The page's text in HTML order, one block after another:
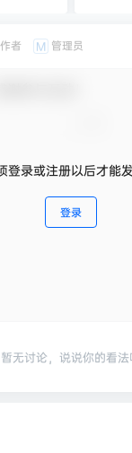
者 M 管理员
登录或注册以后才能
登录
暂无讨论，说说你的看法